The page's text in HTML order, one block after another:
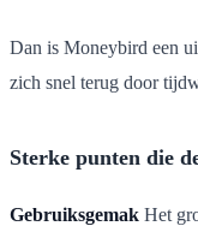
Dan is Moneybird een
zich snel terug door
Sterke punten die
Gebruiksgemak Het